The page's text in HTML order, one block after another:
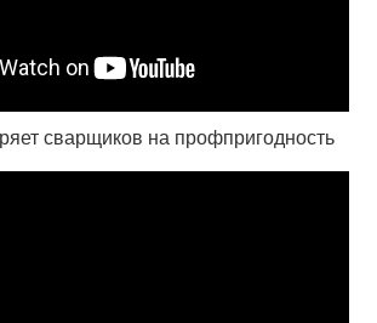
сварщиков на профпригодность